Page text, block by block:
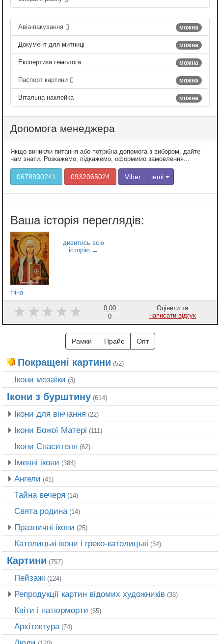
можна
Авіа-пакування
можна
Документ для митниці
можна
Експертиза гемолога
можна
Паспорт картини
можна
Вітальна наклейка
Допомога менеджера
Якщо виникли питання або потрібна допомога з вибором, дайте
нам знати. Розкажемо, підкажемо, оформимо замовлення...
0678930241 0932065024 Viber інші
Ніна
0,00
0
Оцінити та
написати відгук
Рамки Прайс Опт
Покращені картини (52)
Ікони мозаїки (3)
Ікони з бурштину (614)
Ікони для вінчання (22)
Ікони Божої Матері (111)
Ікони Спасителя (62)
Іменні ікони (384)
Ангели (41)
Тайна вечеря (14)
Свята родина(14)
Празничні ікони (25)
Католицькі ікони і греко-католицькі (34)
Картини (757)
Пейзажі (124)
Репродукції картин відомих художників (38)
Квіти і натюрморти (65)
Архітектура(74)